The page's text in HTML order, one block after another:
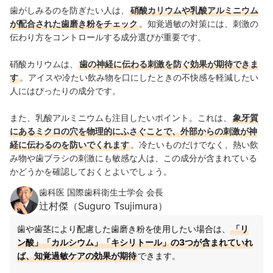
歯がしみるのを防ぎたい人は、
硝酸カリウムや乳酸アルミニウム
が配合された歯磨き粉をチェック 。知覚過敏の対策には、刺激の
伝わり方をコントロールする成分選びが重要です。
硝酸カリウムは、
歯の神経に伝わる刺激を防ぐ効果が期待できま
す 。アイスや冷たい飲み物を口にしたときの不快感を軽減したい
人にはぴったりの成分です。
また、乳酸アルミニウムも注目したいポイント。これは、
象牙質
にあるミクロの穴を物理的にふさぐことで、外部からの刺激が神
経に伝わるのを防いでくれます 。冷たいものだけでなく、熱い飲
み物や歯ブラシの刺激にも敏感な人は、この成分が含まれている
かどうかを確認しておくとよいでしょう。
歯科医 国際歯科衛生士学会 会長
辻村傑（Suguro Tsujimura）
歯や歯茎により配慮した歯磨き粉を使用したい場合は、
「リ
ン酸」「カルシウム」「キシリトール」の3つが含まれていれ
ば、知覚過敏ケアの効果が期待できます。